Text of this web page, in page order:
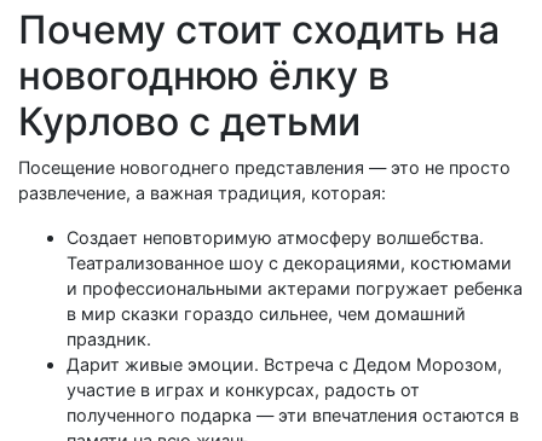
Почему стоит сходить на
новогоднюю ёлку в
Курлово с детьми
Посещение новогоднего представления — это не просто
развлечение, а важная традиция, которая:
Создает неповторимую атмосферу волшебства.
Театрализованное шоу с декорациями, костюмами
и профессиональными актерами погружает ребенка
в мир сказки гораздо сильнее, чем домашний
праздник.
Дарит живые эмоции. Встреча с Дедом Морозом,
участие в играх и конкурсах, радость от
полученного подарка — эти впечатления остаются в